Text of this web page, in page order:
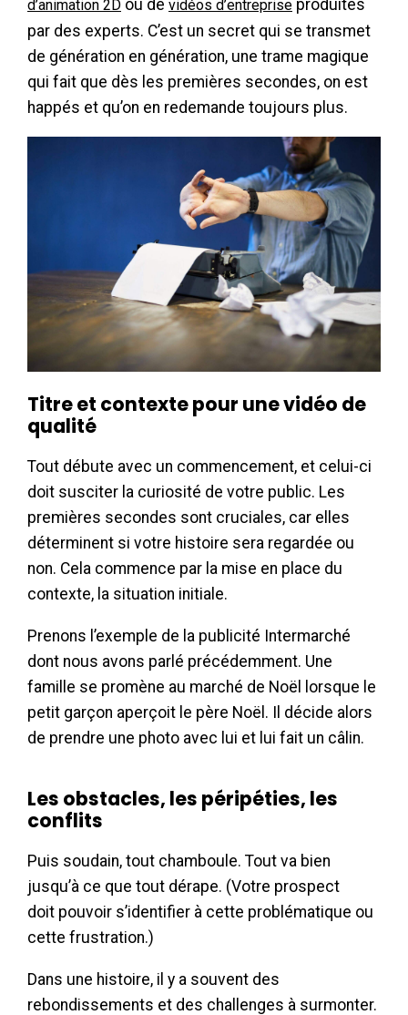
d’animation 2D ou de vidéos d’entreprise produites
par des experts. C’est un secret qui se transmet
de génération en génération, une trame magique
qui fait que dès les premières secondes, on est
happés et qu’on en redemande toujours plus.
Titre et contexte pour une vidéo de
qualité
Tout débute avec un commencement, et celui-ci
doit susciter la curiosité de votre public. Les
premières secondes sont cruciales, car elles
déterminent si votre histoire sera regardée ou
non. Cela commence par la mise en place du
contexte, la situation initiale.
Prenons l’exemple de la publicité Intermarché
dont nous avons parlé précédemment. Une
famille se promène au marché de Noël lorsque le
petit garçon aperçoit le père Noël. Il décide alors
de prendre une photo avec lui et lui fait un câlin.
Les obstacles, les péripéties, les
conflits
Puis soudain, tout chamboule. Tout va bien
jusqu’à ce que tout dérape. (Votre prospect
doit pouvoir s’identifier à cette problématique ou
cette frustration.)
Dans une histoire, il y a souvent des
rebondissements et des challenges à surmonter.